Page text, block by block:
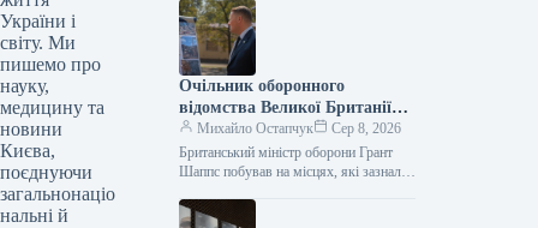
України і
світу. Ми
пишемо про
науку,
медицину та
новини
Києва,
поєднуючи
загальнонаціо
нальні й
підтверджують представники ЗМІ, які
працюють на…
Очільник оборонного
відомства Великої Британії
Грант Шеппс побував у Києві,
оглядаючи наслідки
російських атак.
Михайло Остапчук
Сер 8, 2026
Британський міністр оборони Грант
Шаппс побував на місцях, які зазнали
інформацією Укрінформу, це стало